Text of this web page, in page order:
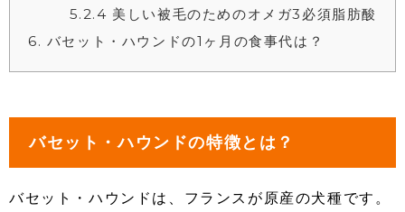
5.2.4 美しい被毛のためのオメガ3必須脂肪酸
6
バセット・ハウンドの1ヶ月の食事代は？
バセット・ハウンドの特徴とは？
バセット・ハウンドは、フランスが原産の犬種です。